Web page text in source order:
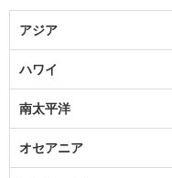
アジア
ハワイ
南太平洋
オセアニア